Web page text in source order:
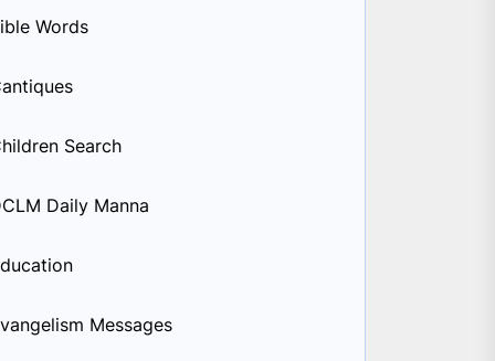
Words
Search
Daily Manna
Messages